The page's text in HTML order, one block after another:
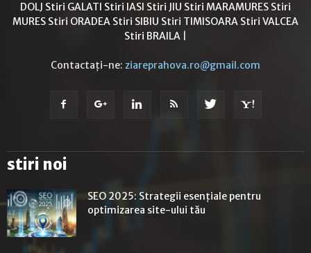
DOLJ Stiri GALATI Stiri IASI Stiri JIU Stiri MARAMURES Stiri
MURES Stiri ORADEA Stiri SIBIU Stiri TIMISOARA Stiri VALCEA
Stiri BRAILA
Contactați-ne: ziareprahova.ro@gmail.com
stiri noi
SEO 2025: Strategii esențiale pentru
optimizarea site-ului tău